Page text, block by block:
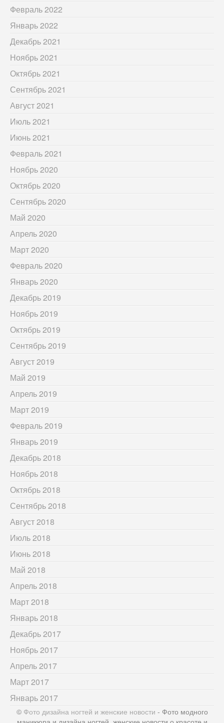
Февраль 2022
Январь 2022
Декабрь 2021
Ноябрь 2021
Октябрь 2021
Сентябрь 2021
Август 2021
Июль 2021
Июнь 2021
Февраль 2021
Ноябрь 2020
Октябрь 2020
Сентябрь 2020
Май 2020
Апрель 2020
Март 2020
Февраль 2020
Январь 2020
Декабрь 2019
Ноябрь 2019
Октябрь 2019
Сентябрь 2019
Август 2019
Май 2019
Апрель 2019
Март 2019
Февраль 2019
Январь 2019
Декабрь 2018
Ноябрь 2018
Октябрь 2018
Сентябрь 2018
Август 2018
Июль 2018
Июнь 2018
Май 2018
Апрель 2018
Март 2018
Январь 2018
Декабрь 2017
Ноябрь 2017
Апрель 2017
Март 2017
Январь 2017
© Фото дизайна ногтей и женские новости - Фото модного